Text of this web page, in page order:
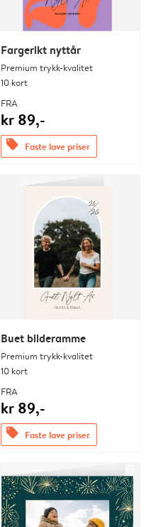
Fargerikt nyttår
Premium trykk-kvalitet
10 kort
FRA
kr 89,-
offers Faste lave priser
Buet bilderamme
Premium trykk-kvalitet
10 kort
FRA
kr 89,-
offers Faste lave priser